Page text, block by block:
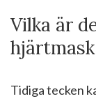
Vilka är
Tidiga tecken